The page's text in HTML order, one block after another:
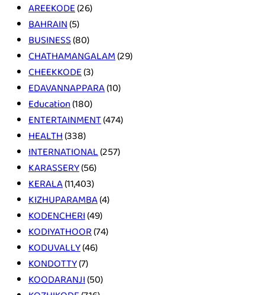
AREEKODE(26)
BAHRAIN(5)
BUSINESS(80)
CHATHAMANGALAM(29)
CHEEKKODE(3)
EDAVANNAPPARA(10)
Education(180)
ENTERTAINMENT(474)
HEALTH(338)
INTERNATIONAL(257)
KARASSERY(56)
KERALA(11,403)
KIZHUPARAMBA(4)
KODENCHERI(49)
KODIYATHOOR(74)
KODUVALLY(46)
KONDOTTY(7)
KOODARANJI(50)